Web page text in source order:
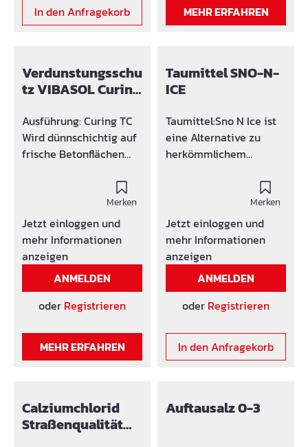
findet keine Verharzung
des Produktes statt.
Oberflächen.
In den Anfragekorb
Schwundrissen. Bitte
frostempfindlich.
Lagerung nur über 0°C
MEHR ERFAHREN
Verdunstungsschu
tz VIBASOL Curing
Ausführung: Curing TC
Wird dünnschichtig auf
frische Betonflächen
Betonoberfläche wird
mit einem
wasserundurchlässigen
Schutzfilm belegt und
verhindert somit ein
frühzeitiges
Vorbeugung von
Schwundrissen. Bitte
frostempfindlich.
Lagerung nur über 0°C
Merken
Jetzt einloggen und
mehr Informationen
anzeigen
ANMELDEN
oder Registrieren
MEHR ERFAHREN
Taumittel SNO-N-
ICE
Taumittel:Sno N Ice ist
eine Alternative zu
herkömmlichem
Zusatz verhindert
zuverlässig das
abplatzen bzw.
aussanden von Beton.
Merken
Jetzt einloggen und
mehr Informationen
anzeigen
ANMELDEN
oder Registrieren
In den Anfragekorb
Calziumchlorid
Straßenqualität
Auftausalz 0-3